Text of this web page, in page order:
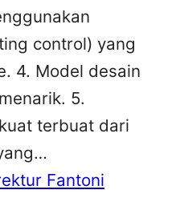
control) yang
4. Model desain
5.
terbuat dari
Fantoni